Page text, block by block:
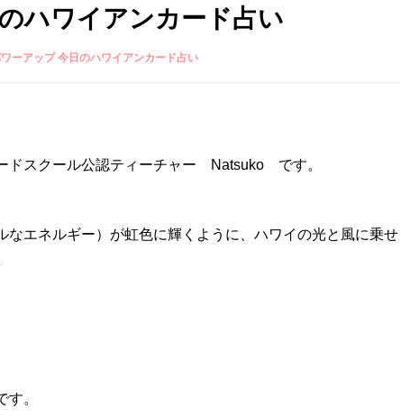
ハワイアンカード占い
ーアップ 今日のハワイアンカード占い
ドスクール公認ティーチャー Natsuko です。
なエネルギー）が虹色に輝くように、ハワイの光と風に乗せ
。